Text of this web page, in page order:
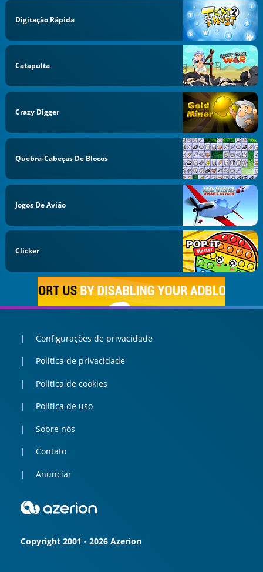
Digitação Rápida
Catapulta
Crazy Digger
Quebra-Cabeças De Blocos
Jogos De Avião
Clicker
Configurações de privacidade
Politica de privacidade
Politica de cookies
Politica de uso
Sobre nós
Contato
Anunciar
Copyright 2001 - 2026 Azerion